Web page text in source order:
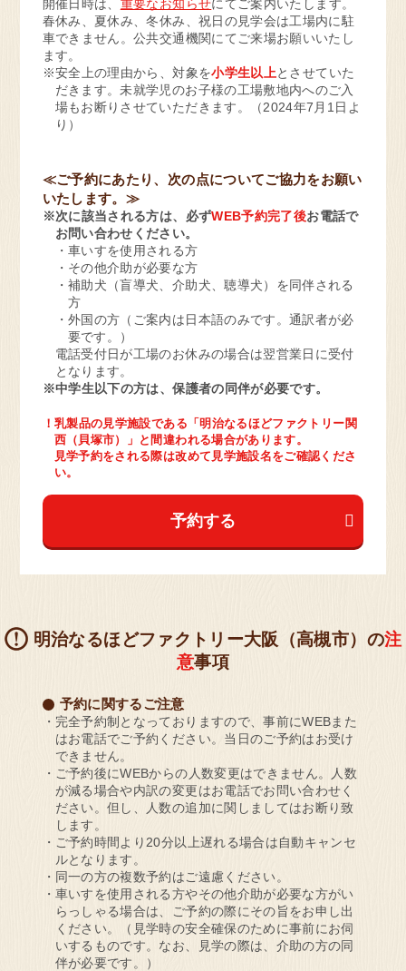
開催日時は、 重要なお知らせにてご案内いたします。
春休み、夏休み、冬休み、祝日の見学会は工場内に駐
車できません。公共交通機関にてご来場お願いいたし
ます。
※安全上の理由から、対象を小学生以上とさせていた
だきます。未就学児のお子様の工場敷地内へのご入
場もお断りさせていただきます。（2024年7月1日よ
り）
≪ご予約にあたり、次の点についてご協力をお願い
いたします。≫
※次に該当される方は、必ずWEB予約完了後お電話で
お問い合わせください。
・車いすを使用される方
・その他介助が必要な方
・補助犬（盲導犬、介助犬、聴導犬）を同伴される
方
・外国の方（ご案内は日本語のみです。通訳者が必
要です。）
電話受付日が工場のお休みの場合は翌営業日に受付
となります。
※中学生以下の方は、保護者の同伴が必要です。
！乳製品の見学施設である「明治なるほどファクトリー関
西（貝塚市）」と間違われる場合があります。
見学予約をされる際は改めて見学施設名をご確認くださ
い。
予約する
明治なるほどファクトリー大阪（高槻市）の注
意事項
予約に関するご注意
完全予約制となっておりますので、事前にWEBまた
はお電話でご予約ください。当日のご予約はお受け
できません。
ご予約後にWEBからの人数変更はできません。人数
が減る場合や内訳の変更はお電話でお問い合わせく
ださい。但し、人数の追加に関しましてはお断り致
します。
ご予約時間より20分以上遅れる場合は自動キャンセ
ルとなります。
同一の方の複数予約はご遠慮ください。
車いすを使用される方やその他介助が必要な方がい
らっしゃる場合は、ご予約の際にその旨をお申し出
ください。（見学時の安全確保のために事前にお伺
いするものです。なお、見学の際は、介助の方の同
伴が必要です。）